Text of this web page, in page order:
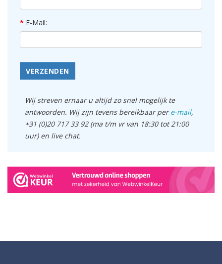
E-Mail:
VERZENDEN
Wij streven ernaar u altijd zo snel mogelijk te
antwoorden. Wij zijn tevens bereikbaar pere-mail,
+31 (0)20 717 33 92 (ma t/m vr van 18:30 tot 21:00
uur) en live chat.